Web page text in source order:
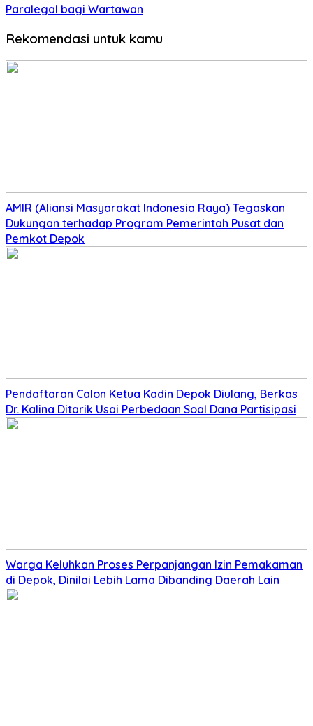
Paralegal bagi Wartawan
Rekomendasi untuk kamu
AMIR (Aliansi Masyarakat Indonesia Raya) Tegaskan
Dukungan terhadap Program Pemerintah Pusat dan
Pemkot Depok
Pendaftaran Calon Ketua Kadin Depok Diulang, Berkas
Dr. Kalina Ditarik Usai Perbedaan Soal Dana Partisipasi
Warga Keluhkan Proses Perpanjangan Izin Pemakaman
di Depok, Dinilai Lebih Lama Dibanding Daerah Lain